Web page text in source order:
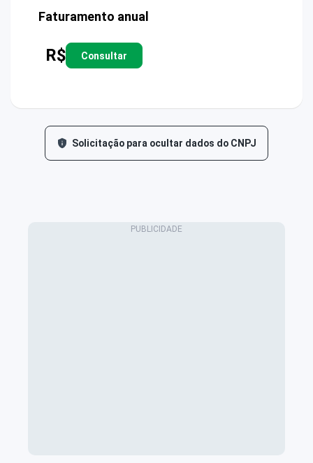
Faturamento anual
R$ Consultar
Solicitação para ocultar dados do CNPJ